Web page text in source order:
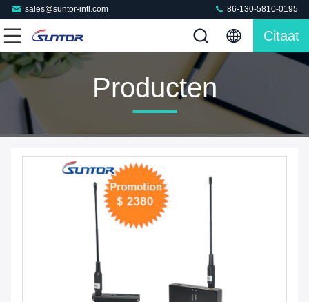
sales@suntor-intl.com 86-130-5810-0195
Citaat
Producten